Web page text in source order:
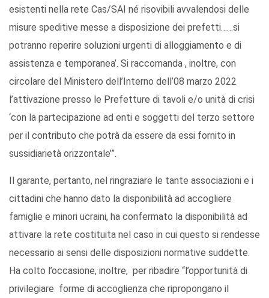
esistenti nella rete Cas/SAI né risovibili avvalendosi delle
misure speditive messe a disposizione dei prefetti……si
potranno reperire soluzioni urgenti di alloggiamento e di
assistenza e temporanea’. Si raccomanda , inoltre, con
circolare del Ministero dell’Interno dell’08 marzo 2022
l’attivazione presso le Prefetture di tavoli e/o unità di crisi
‘con la partecipazione ad enti e soggetti del terzo settore
per il contributo che potrà da essere da essi fornito in
sussidiarietà orizzontale’”.
Il garante, pertanto, nel ringraziare le tante associazioni e i
cittadini che hanno dato la disponibilità ad accogliere
famiglie e minori ucraini, ha confermato la disponibilità ad
attivare la rete costituita nel caso in cui questo si rendesse
necessario ai sensi delle disposizioni normative suddette.
Ha colto l’occasione, inoltre, per ribadire “l’opportunità di
privilegiare forme di accoglienza che ripropongano il